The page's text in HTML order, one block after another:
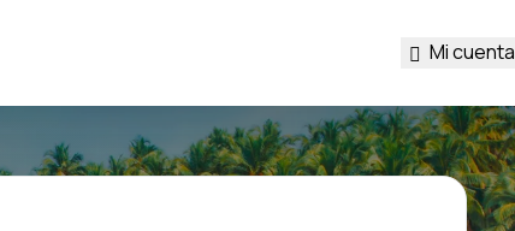
Mi cuenta